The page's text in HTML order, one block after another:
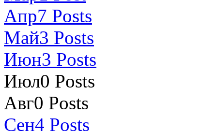
Апр7 Posts
Май3 Posts
Июн3 Posts
Июл0 Posts
Авг0 Posts
Сен4 Posts